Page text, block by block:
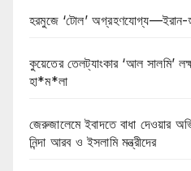
হরমুজে ‘টোল’ অগ্রহণযোগ্য—ইরান-
কুয়েতের তেলট্যাংকার ‘আল সালমি’
হা*ম*লা
জেরুজালেমে ইবাদতে বাধা দেওয়ার
নিন্দা আরব ও ইসলামি মন্ত্রীদের